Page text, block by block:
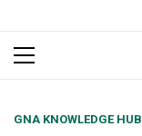
Primary
GNA KNOWLEDGE HUB